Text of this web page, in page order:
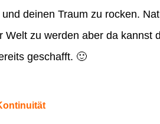
deinen Traum zu rocken.
zu werden aber da kannst
geschafft. 🙂